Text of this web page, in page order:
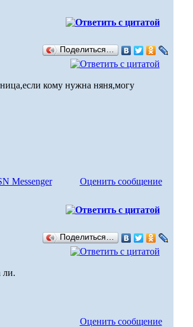
Поделиться…
кому нужна няня,могу
Оценить сообщение
Поделиться…
ли.
Оценить сообщение